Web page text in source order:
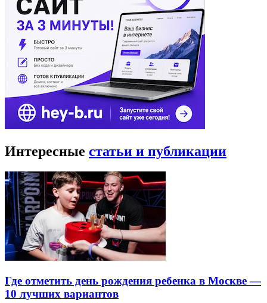
Интересные статьи и публикации
Где отметить день рождения ребенка в Москве —
10 лучших вариантов